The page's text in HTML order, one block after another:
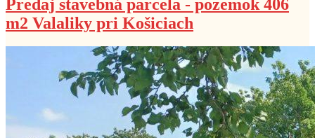
Predaj stavebná parcela - pozemok 406
m2 Valaliky pri Košiciach